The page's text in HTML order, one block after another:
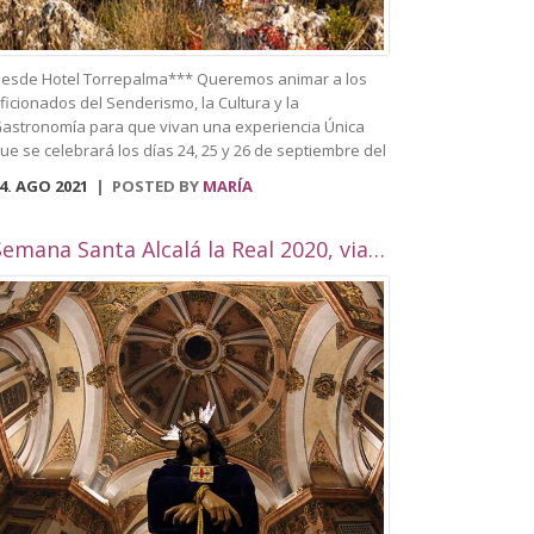
Hotel Torrepalma*** Queremos animar a los
del Senderismo, la Cultura y la
para que vivan una experiencia Única
se celebrará los días 24, 25 y 26 de septiembre del
2021. Se trata del primer Festival de
celebrado en Alcalá la Real, que trata de
de las actividades que se llevarán a cabo
un recorrido y destacando los edificios más
como puede ser el Palacio Abacial, el
histórico, Biblioteca Municipal, situada en el
convento de Capuchinos, la plaza Pablo de
la Plaza arcipreste de Hita, el Pilar de los
la Plaza de la Mora, el Palacete de la
la Iglesias como Consolación, la Angustias,
Antón, San Juan o el yacimiento de
Herculana, entre otros. Incorpora la visita y
entrada a la Fortaleza de la Mota, con su Iglesia
AGO 2021 POSTED BY MARÍA
Semana Santa Alcalá la Real 2020, viaje por Andalucía